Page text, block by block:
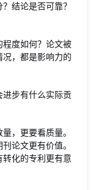
结论是否可靠？
程度如何？论文被
，都是影响力的
进步有什么实际贡
，更要看质量。
论文更有价值。
化的专利更有意